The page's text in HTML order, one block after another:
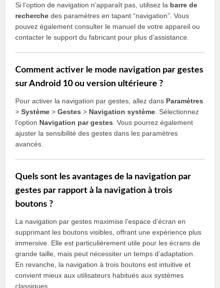
Si l’option de navigation n’apparaît pas, utilisez la barre de
recherche des paramètres en tapant “navigation”. Vous
pouvez également consulter le manuel de votre appareil ou
contacter le support du fabricant pour plus d’assistance.
Comment activer le mode navigation par gestes
sur Android 10 ou version ultérieure ?
Pour activer la navigation par gestes, allez dans Paramètres
>Système >Gestes > Navigation système . Sélectionnez
l’option Navigation par gestes . Vous pourrez également
ajuster la sensibilité des gestes dans les paramètres
avancés.
Quels sont les avantages de la navigation par
gestes par rapport à la navigation à trois
boutons ?
La navigation par gestes maximise l’espace d’écran en
supprimant les boutons visibles, offrant une expérience plus
immersive. Elle est particulièrement utile pour les écrans de
grande taille, mais peut nécessiter un temps d’adaptation.
En revanche, la navigation à trois boutons est intuitive et
convient mieux aux utilisateurs habitués aux systèmes
classiques.